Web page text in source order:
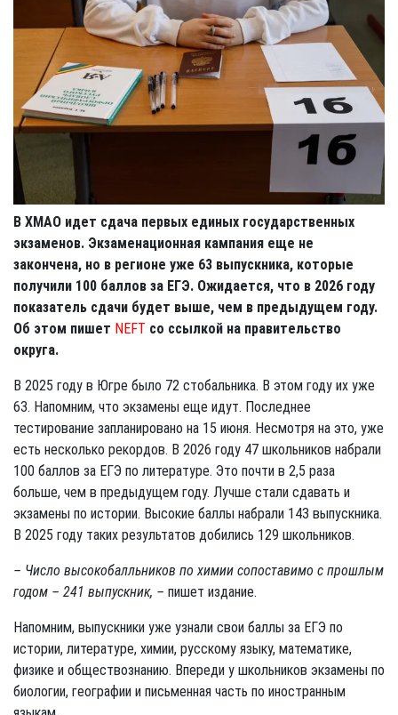
В ХМАО идет сдача первых единых государственных
экзаменов. Экзаменационная кампания еще не
закончена, но в регионе уже 63 выпускника, которые
получили 100 баллов за ЕГЭ. Ожидается, что в 2026 году
показатель сдачи будет выше, чем в предыдущем году.
Об этом пишет NEFT со ссылкой на правительство
округа.
В 2025 году в Югре было 72 стобальника. В этом году их уже
63. Напомним, что экзамены еще идут. Последнее
тестирование запланировано на 15 июня. Несмотря на это, уже
есть несколько рекордов. В 2026 году 47 школьников набрали
100 баллов за ЕГЭ по литературе. Это почти в 2,5 раза
больше, чем в предыдущем году. Лучше стали сдавать и
экзамены по истории. Высокие баллы набрали 143 выпускника.
В 2025 году таких результатов добились 129 школьников.
– Число высокобалльников по химии сопоставимо с прошлым
годом – 241 выпускник, – пишет издание.
Напомним, выпускники уже узнали свои баллы за ЕГЭ по
истории, литературе, химии, русскому языку, математике,
физике и обществознанию. Впереди у школьников экзамены по
биологии, географии и письменная часть по иностранным